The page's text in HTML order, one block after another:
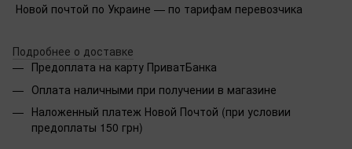
Новой почтой по Украине — по тарифам перевозчика
Подробнее о доставке
Предоплата на карту ПриватБанка
Оплата наличными при получении в магазине
Наложенный платеж Новой Почтой (при условии
предоплаты 150 грн)